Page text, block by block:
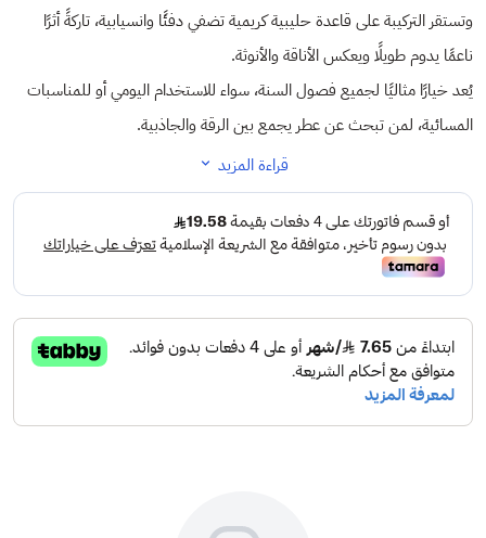
وتستقر التركيبة على قاعدة حليبية كريمية تضفي دفئًا وانسيابية، تاركةً أثرًا
ناعمًا يدوم طويلًا ويعكس الأناقة والأنوثة.
يُعد خيارًا مثاليًا لجميع فصول السنة، سواء للاستخدام اليومي أو للمناسبات
المسائية، لمن تبحث عن عطر يجمع بين الرقة والجاذبية.
قراءة المزيد